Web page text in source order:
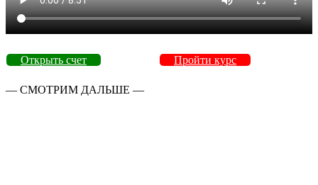
Открыть счет Пройти курс
— СМОТРИМ ДАЛЬШЕ —